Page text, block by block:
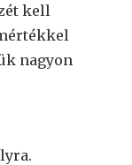
kell
nagyon